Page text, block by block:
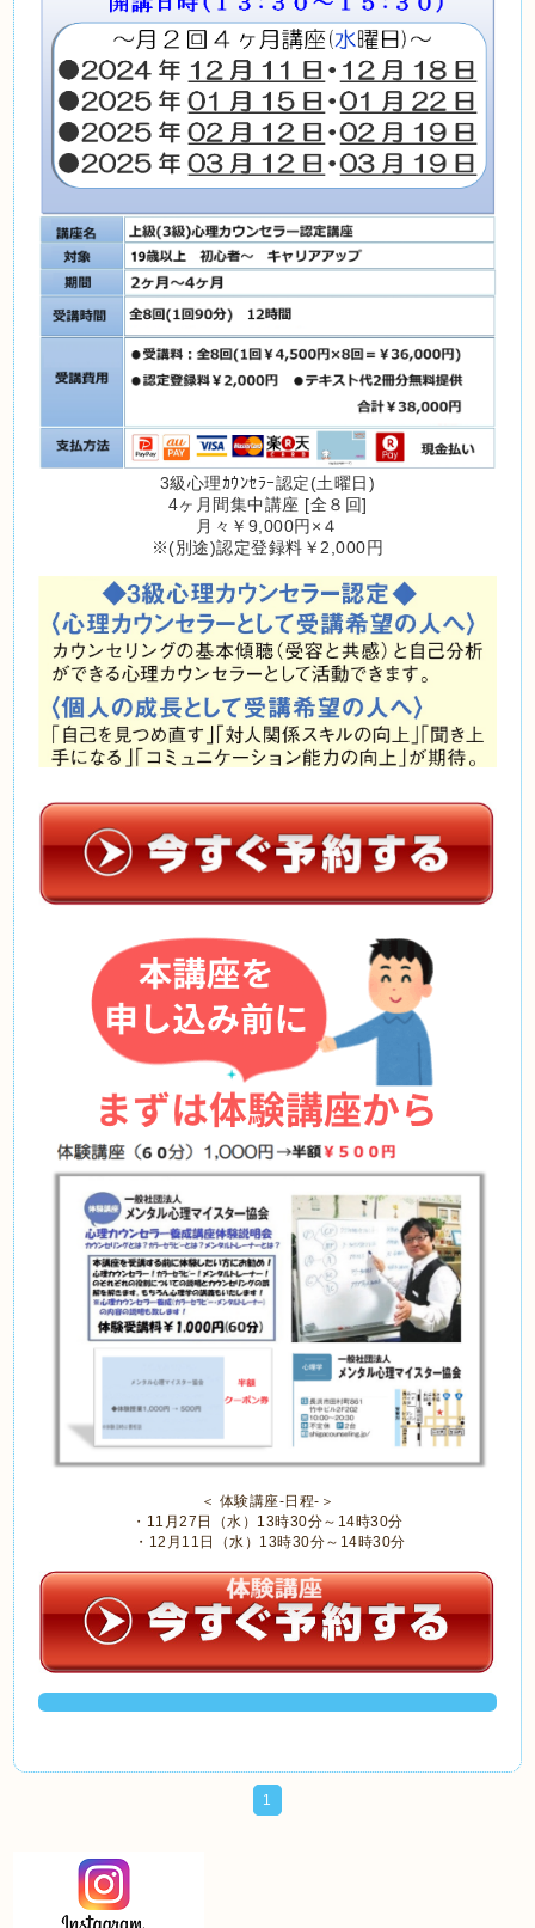
3級心理ｶｳﾝｾﾗｰ認定(土曜日)
4ヶ月間集中講座 [全８回]
月々￥9,000円×４
※(別途)認定登録料￥2,000円
＜ 体験講座-日程-＞
・11月27日（水）13時30分～14時30分
・12月11日（水）13時30分～14時30分
1